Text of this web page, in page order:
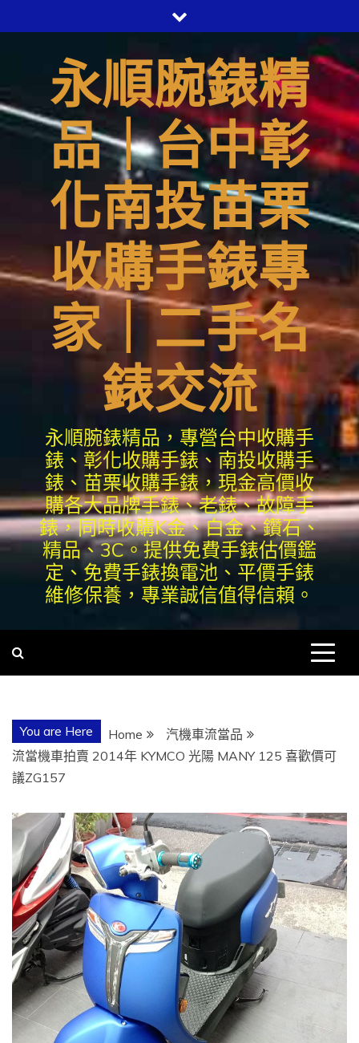
to
永順腕錶精
品｜台中彰
化南投苗栗
收購手錶專
家｜二手名
錶交流
永順腕錶精品，專營台中收購手
錶、彰化收購手錶、南投收購手
錶、苗栗收購手錶，現金高價收
購各大品牌手錶、老錶、故障手
錶，同時收購K金、白金、鑽石、
精品、3C。提供免費手錶估價鑑
定、免費手錶換電池、平價手錶
維修保養，專業誠信值得信賴。
You are Here Home
汽機車流當品
流當機車拍賣 2014年 KYMCO 光陽 MANY 125 喜歡價可
議ZG157